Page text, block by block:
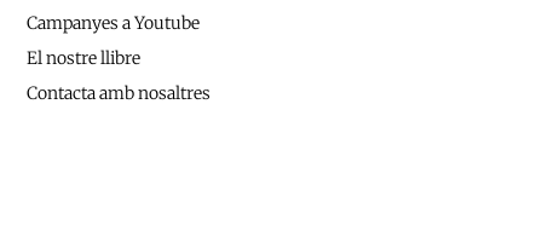
Campanyes a Youtube
El nostre llibre
Contacta amb nosaltres